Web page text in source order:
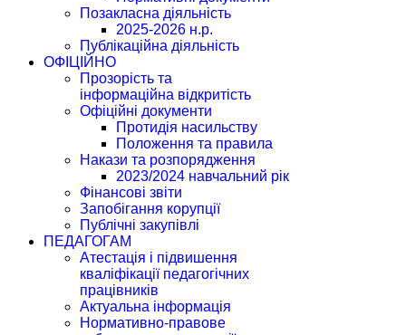
Позакласна діяльність
2025-2026 н.р.
Публікаційна діяльність
ОФІЦІЙНО
Прозорість та
інформаційна відкритість
Офіційні документи
Протидія насильству
Положення та правила
Накази та розпорядження
2023/2024 навчальний рік
Фінансові звіти
Запобігання корупції
Публічні закупівлі
ПЕДАГОГАМ
Атестація і підвишення
кваліфікації педагогічних
працівників
Актуальна інформація
Нормативно-правове